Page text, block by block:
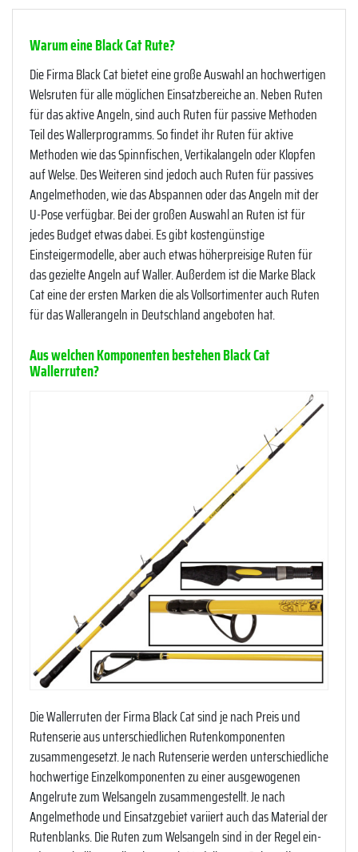
Warum eine Black Cat Rute?
Die Firma Black Cat bietet eine große Auswahl an hochwertigen
Welsruten für alle möglichen Einsatzbereiche an. Neben Ruten
für das aktive Angeln, sind auch Ruten für passive Methoden
Teil des Wallerprogramms. So findet ihr Ruten für aktive
Methoden wie das Spinnfischen, Vertikalangeln oder Klopfen
auf Welse. Des Weiteren sind jedoch auch Ruten für passives
Angelmethoden, wie das Abspannen oder das Angeln mit der
U-Pose verfügbar. Bei der großen Auswahl an Ruten ist für
jedes Budget etwas dabei. Es gibt kostengünstige
Einsteigermodelle, aber auch etwas höherpreisige Ruten für
das gezielte Angeln auf Waller. Außerdem ist die Marke Black
Cat eine der ersten Marken die als Vollsortimenter auch Ruten
für das Wallerangeln in Deutschland angeboten hat.
Aus welchen Komponenten bestehen Black Cat
Wallerruten?
Die Wallerruten der Firma Black Cat sind je nach Preis und
Rutenserie aus unterschiedlichen Rutenkomponenten
zusammengesetzt. Je nach Rutenserie werden unterschiedliche
hochwertige Einzelkomponenten zu einer ausgewogenen
Angelrute zum Welsangeln zusammengestellt. Je nach
Angelmethode und Einsatzgebiet variiert auch das Material der
Rutenblanks. Die Ruten zum Welsangeln sind in der Regel ein-